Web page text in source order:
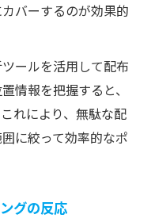
バーするのが効果的
ールを活用して配布
情報を把握すると、
れにより、無駄な配
に絞って効率的なポ
グの反応